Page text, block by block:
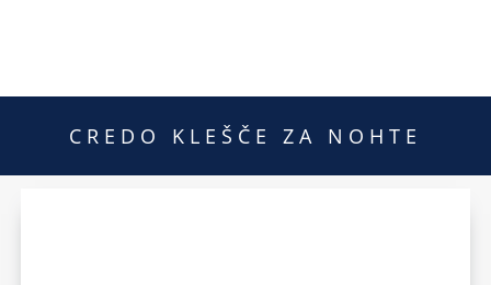
CREDO KLEŠČE ZA NOHTE